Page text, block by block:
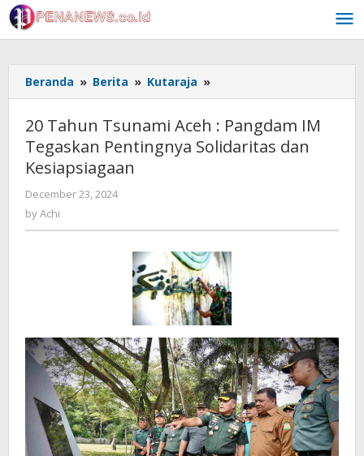
Skip
to
content
Beranda » Berita » Kutaraja »
Tahun
Aceh
:
Solidaritas
dan
Kesiapsiagaan
20 Tahun Tsunami Aceh : Pangdam IM
Tegaskan Pentingnya Solidaritas dan
Kesiapsiagaan
December 23, 2024
byAchi